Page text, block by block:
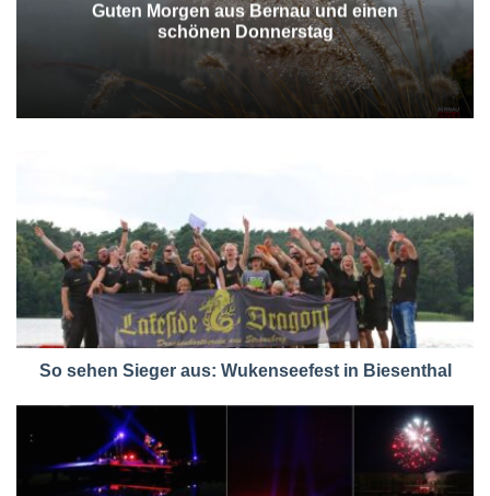
Guten Morgen aus Bernau und einen
schönen Donnerstag
So sehen Sieger aus: Wukenseefest in Biesenthal